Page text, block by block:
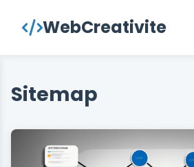
principalWebCreativite
Sitemap